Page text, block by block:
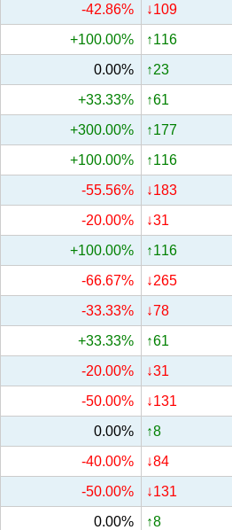
-42.86%
↓109
+100.00%
↑116
0.00%
↑23
+33.33%
↑61
+300.00%
↑177
+100.00%
↑116
-55.56%
↓183
-20.00%
↓31
+100.00%
↑116
-66.67%
↓265
-33.33%
↓78
+33.33%
↑61
-20.00%
↓31
-50.00%
↓131
0.00%
↑8
-40.00%
↓84
-50.00%
↓131
0.00%
↑8